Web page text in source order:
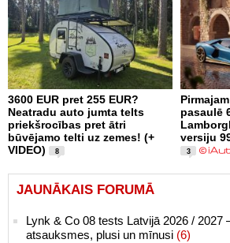
3600 EUR pret 255 EUR?
Neatradu auto jumta telts
priekšrocības pret ātri
būvējamo telti uz zemes! (+
VIDEO)
8
pasaulē
versiju
3
JAUNĀKAIS FORUMĀ
Lynk & Co 08 tests Latvijā 2026 / 2027
atsauksmes, plusi un mīnusi (6)